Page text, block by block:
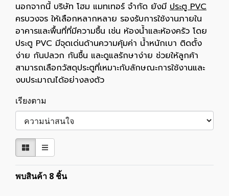
นอกจากนี้ บริษัท โฮม แมทเทอร์ จำกัด ยังมี ประตู PVC
ครบวงจร ให้เลือกหลากหลาย รองรับการใช้งานภายใน
อาคารและพื้นที่ที่มีความชื้น เช่น ห้องน้ำและห้องครัว โดย
ประตู PVC มีจุดเด่นด้านความคุ้มค่า น้ำหนักเบา ติดตั้ง
ง่าย กันปลวก กันชื้น และดูแลรักษาง่าย ช่วยให้ลูกค้า
สามารถเลือกวัสดุประตูที่เหมาะกับลักษณะการใช้งานและ
งบประมาณได้อย่างลงตัว
เรียงตาม
พบสินค้า 8 ชิ้น